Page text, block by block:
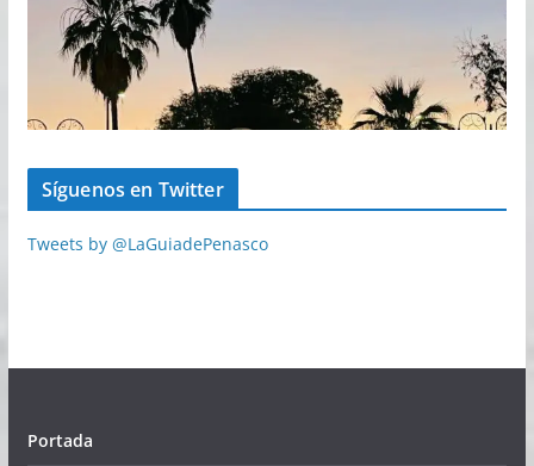
Síguenos en Twitter
Tweets by @LaGuiadePenasco
Portada